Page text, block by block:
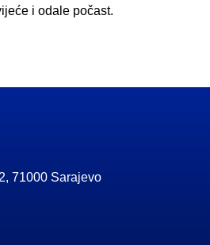
i odale počast.
71000 Sarajevo